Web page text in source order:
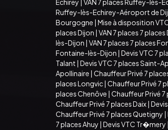
Echirey | VAN 7 places Ruffey-lès-
Ruffey-lès-Echirey-Aéroport de
Bourgogne | Mise à disposition
places Dijon | VAN 7 places 7 places
lès-Dijon | VAN 7 places 7 places
Fontaine-lès-Dijon | Devis VTC 7
Talant | Devis VTC 7 places Saint-
Apollinaire | Chauffeur Privé 7
places Longvic| Chauffeur Privé 7
places Chenôve | Chauffeur Privé
Chauffeur Privé 7 places Daix|
Chauffeur Privé 7 places Quetigny |
7 places Ahuy | Devis VTC Tr�mery |